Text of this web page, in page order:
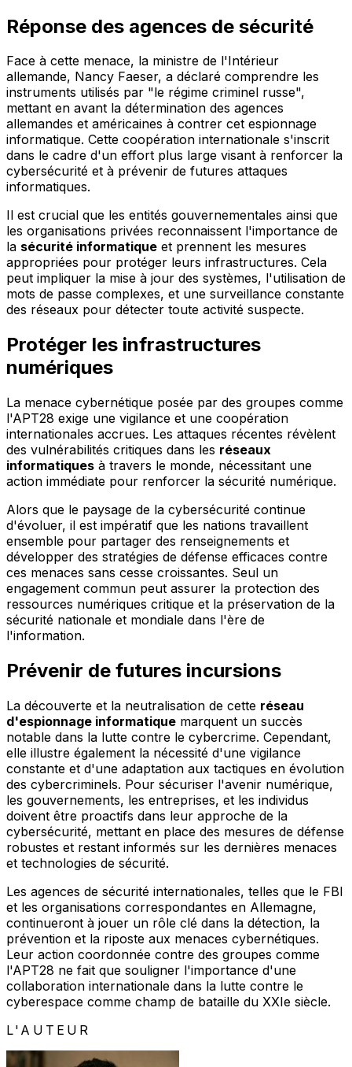
Réponse des agences de sécurité
Face à cette menace, la ministre de l'Intérieur
allemande, Nancy Faeser, a déclaré comprendre les
instruments utilisés par "le régime criminel russe",
mettant en avant la détermination des agences
allemandes et américaines à contrer cet espionnage
informatique. Cette coopération internationale s'inscrit
dans le cadre d'un effort plus large visant à renforcer la
cybersécurité et à prévenir de futures attaques
informatiques.
Il est crucial que les entités gouvernementales ainsi que
les organisations privées reconnaissent l'importance de
la sécurité informatique et prennent les mesures
appropriées pour protéger leurs infrastructures. Cela
peut impliquer la mise à jour des systèmes, l'utilisation de
mots de passe complexes, et une surveillance constante
des réseaux pour détecter toute activité suspecte.
Protéger les infrastructures
numériques
La menace cybernétique posée par des groupes comme
l'APT28 exige une vigilance et une coopération
internationales accrues. Les attaques récentes révèlent
des vulnérabilités critiques dans les réseaux
informatiques à travers le monde, nécessitant une
action immédiate pour renforcer la sécurité numérique.
Alors que le paysage de la cybersécurité continue
d'évoluer, il est impératif que les nations travaillent
ensemble pour partager des renseignements et
développer des stratégies de défense efficaces contre
ces menaces sans cesse croissantes. Seul un
engagement commun peut assurer la protection des
ressources numériques critique et la préservation de la
sécurité nationale et mondiale dans l'ère de
l'information.
Prévenir de futures incursions
La découverte et la neutralisation de cette réseau
d'espionnage informatique marquent un succès
notable dans la lutte contre le cybercrime. Cependant,
elle illustre également la nécessité d'une vigilance
constante et d'une adaptation aux tactiques en évolution
des cybercriminels. Pour sécuriser l'avenir numérique,
les gouvernements, les entreprises, et les individus
doivent être proactifs dans leur approche de la
cybersécurité, mettant en place des mesures de défense
robustes et restant informés sur les dernières menaces
et technologies de sécurité.
Les agences de sécurité internationales, telles que le FBI
et les organisations correspondantes en Allemagne,
continueront à jouer un rôle clé dans la détection, la
prévention et la riposte aux menaces cybernétiques.
Leur action coordonnée contre des groupes comme
l'APT28 ne fait que souligner l'importance d'une
collaboration internationale dans la lutte contre le
cyberespace comme champ de bataille du XXIe siècle.
L'AUTEUR